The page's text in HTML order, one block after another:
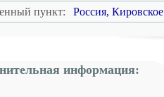
пункт:
Россия, Кировское
информация: